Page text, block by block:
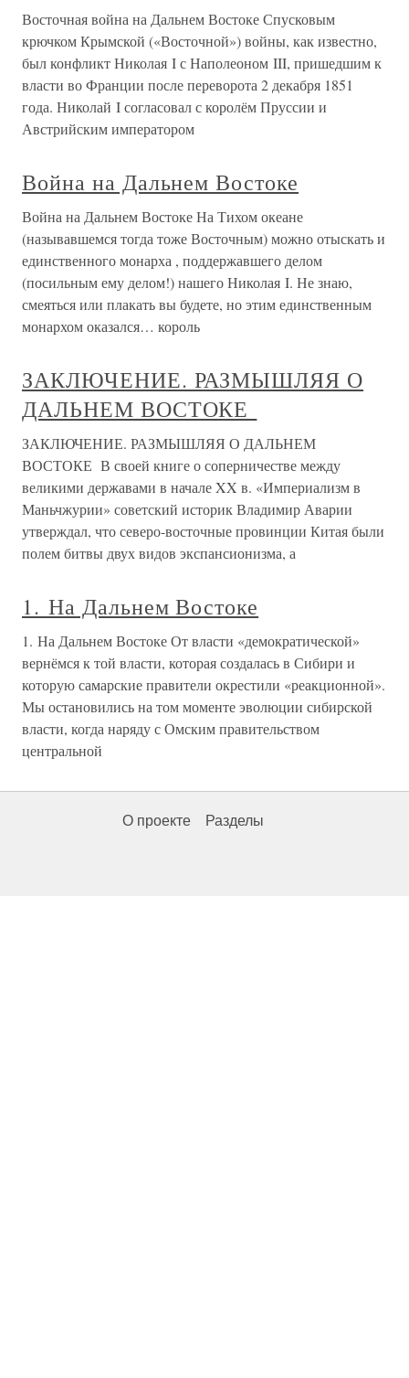
Восточная война на Дальнем Востоке Спусковым
крючком Крымской («Восточной») войны, как известно,
был конфликт Николая I с Наполеоном III, пришедшим к
власти во Франции после переворота 2 декабря 1851
года. Николай I согласовал с королём Пруссии и
Австрийским императором
Война на Дальнем Востоке
Война на Дальнем Востоке На Тихом океане
(называвшемся тогда тоже Восточным) можно отыскать и
единственного монарха , поддержавшего делом
(посильным ему делом!) нашего Николая I. Не знаю,
смеяться или плакать вы будете, но этим единственным
монархом оказался… король
ЗАКЛЮЧЕНИЕ. РАЗМЫШЛЯЯ О
ДАЛЬНЕМ ВОСТОКЕ
ЗАКЛЮЧЕНИЕ. РАЗМЫШЛЯЯ О ДАЛЬНЕМ
ВОСТОКЕ В своей книге о соперничестве между
великими державами в начале XX в. «Империализм в
Маньчжурии» советский историк Владимир Аварии
утверждал, что северо-восточные провинции Китая были
полем битвы двух видов экспансионизма, а
1. На Дальнем Востоке
1. На Дальнем Востоке От власти «демократической»
вернёмся к той власти, которая создалась в Сибири и
которую самарские правители окрестили «реакционной».
Мы остановились на том моменте эволюции сибирской
власти, когда наряду с Омским правительством
центральной
О проекте Разделы